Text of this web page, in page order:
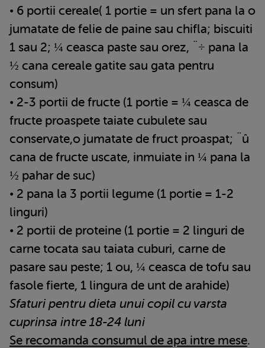
• 6 portii cereale( 1 portie = un sfert pana la o
jumatate de felie de paine sau chifla; biscuiti
1 sau 2; ¼ ceasca paste sau orez, ¨÷ pana la
½ cana cereale gatite sau gata pentru
consum)
• 2-3 portii de fructe (1 portie = ¼ ceasca de
fructe proaspete taiate cubulete sau
conservate,o jumatate de fruct proaspat; ¨û
cana de fructe uscate, inmuiate in ¼ pana la
½ pahar de suc)
• 2 pana la 3 portii legume (1 portie = 1-2
linguri)
• 2 portii de proteine (1 portie = 2 linguri de
carne tocata sau taiata cuburi, carne de
pasare sau peste; 1 ou, ¼ ceasca de tofu sau
fasole fierte, 1 lingura de unt de arahide)
Sfaturi pentru dieta unui copil cu varsta
cuprinsa intre 18-24 luni
Se recomanda consumul de apa intre mese.